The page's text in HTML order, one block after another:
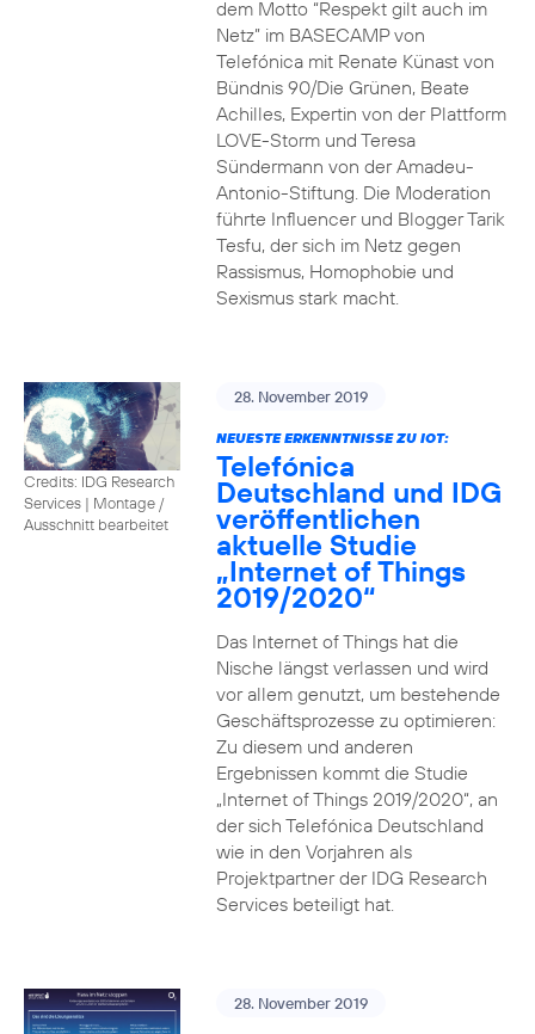
dem Motto “Respekt gilt auch im
Netz” im BASECAMP von
Telefónica mit Renate Künast von
Bündnis 90/Die Grünen, Beate
Achilles, Expertin von der Plattform
LOVE-Storm und Teresa
Sündermann von der Amadeu-
Antonio-Stiftung. Die Moderation
führte Influencer und Blogger Tarik
Tesfu, der sich im Netz gegen
Rassismus, Homophobie und
Sexismus stark macht.
Credits: IDG Research
Services | Montage /
Ausschnitt bearbeitet
28. November 2019
NEUESTE ERKENNTNISSE ZU IOT:
Telefónica
Deutschland und IDG
veröffentlichen
aktuelle Studie
„Internet of Things
2019/2020“
Das Internet of Things hat die
Nische längst verlassen und wird
vor allem genutzt, um bestehende
Geschäftsprozesse zu optimieren:
Zu diesem und anderen
Ergebnissen kommt die Studie
„Internet of Things 2019/2020“, an
der sich Telefónica Deutschland
wie in den Vorjahren als
Projektpartner der IDG Research
Services beteiligt hat.
28. November 2019